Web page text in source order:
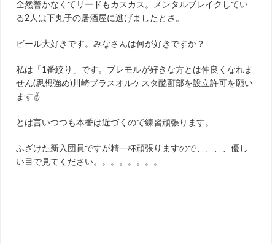
全然響かなくてリードもカスカス。メンタルブレイクしてい
る2人は下丸子の居酒屋に逃げましたとさ。
ビール大好きです。みなさんは何が好きですか？
私は「1番絞り」です。プレモルが好きな方とは仲良くなれま
せん(思想強め)川崎ブラスオルケスタ酩酊部を設立許可を願い
ます✌️
とは言いつつも本番は近づくので練習頑張ります。
ふざけた新入団員ですが精一杯頑張りますので、、、、優し
い目で見てください。。。。。。。。